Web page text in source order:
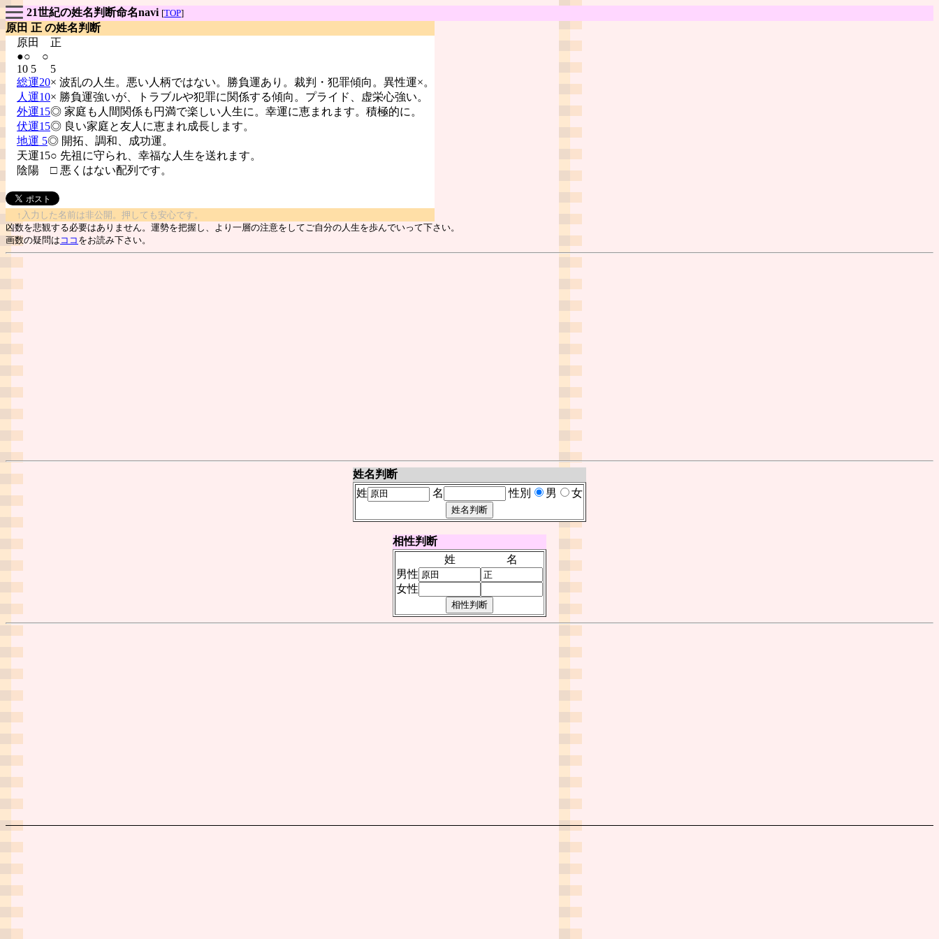
21世紀の姓名判断命名navi [TOP]
原田 正 の姓名判断
原田 正
●○ ○
10 5 5
総運20× 波乱の人生。悪い人柄ではない。勝負運あり。裁判・犯罪傾向。異性運×。
人運10× 勝負運強いが、トラブルや犯罪に関係する傾向。プライド、虚栄心強い。
外運15◎ 家庭も人間関係も円満で楽しい人生に。幸運に恵まれます。積極的に。
伏運15◎ 良い家庭と友人に恵まれ成長します。
地運 5◎ 開拓、調和、成功運。
天運15○ 先祖に守られ、幸福な人生を送れます。
陰陽 □ 悪くはない配列です。
↑入力した名前は非公開。押しても安心です。
凶数を悲観する必要はありません。運勢を把握し、より一層の注意をしてご自分の人生を歩んでいって下さい。
画数の疑問は ココ をお読み下さい。
姓名判断
姓
名 性別 男 女
相性判断
姓
名
男性
女性